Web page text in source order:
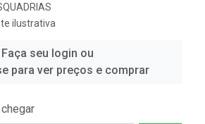
ilustrativa
Faça seu login ou
para ver preços e comprar